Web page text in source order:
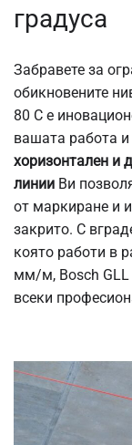
градуса
Забравете за
обикновените
80 C е
вашата работа
хоризонтален и
линии Ви
от маркиране и
закрито. С
която работи в
мм/м, Bosch GLL
всеки